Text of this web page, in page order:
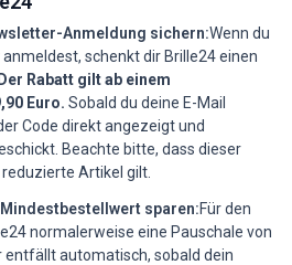
Anmeldung sichern:Wenn du
schenkt dir Brille24 einen
Der Rabatt gilt ab einem
Euro. Sobald du deine E-Mail
Code direkt angezeigt und
Beachte bitte, dass dieser
Artikel gilt.
sparen:Für den
normalerweise eine Pauschale von
entfällt automatisch, sobald dein